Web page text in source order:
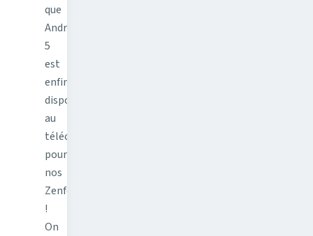
que
Android
5
est
enfin
disponible
au
téléchargement
pour
nos
Zenfone
!
On